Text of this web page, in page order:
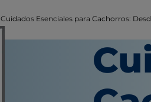
Cuidados Esenciales para Cachorros: